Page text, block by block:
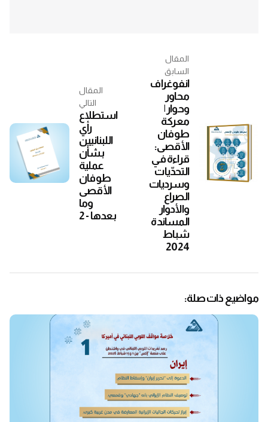
المقال
السابق
انفوغراف
محاور
وحوار |
معركة
طوفان
الأقصى:
قراءة في
التحدّيات
وسرديات
الصراع
والأدوار
المساندة
شباط
2024
المقال
التالي
استطلاع
رأي
اللبنانيين
بشأن
عملية
طوفان
الأقصى
وما
بعدها - 2
مواضيع ذات صلة: